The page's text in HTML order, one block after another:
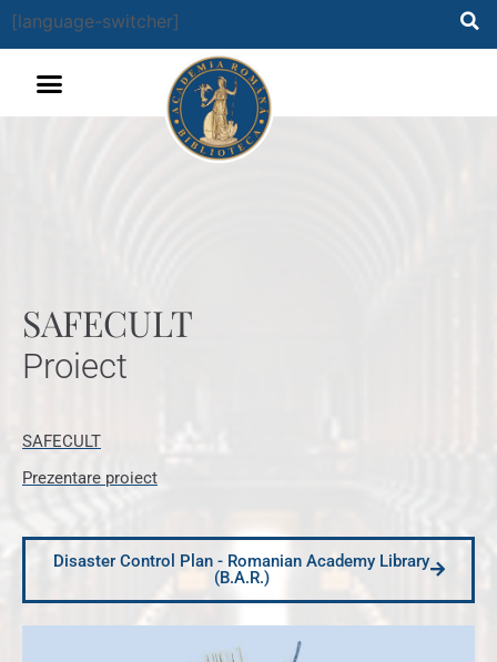
[language-switcher]
SAFECULT
Proiect
SAFECULT
Prezentare proiect
Disaster Control Plan - Romanian Academy Library
(B.A.R.)